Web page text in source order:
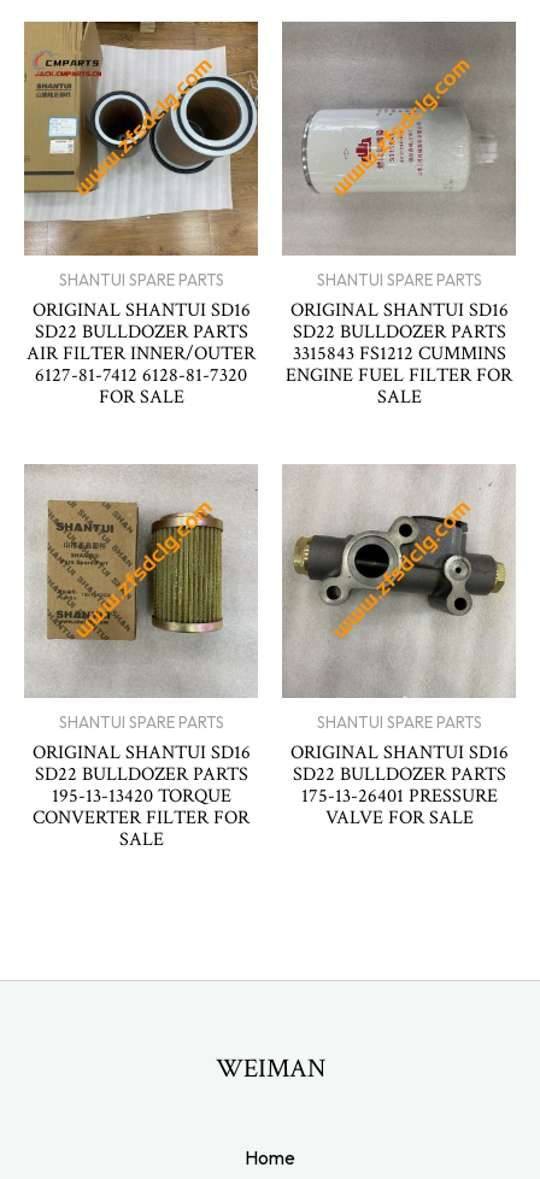
SHANTUI SPARE PARTS
ORIGINAL SHANTUI SD16
SD22 BULLDOZER PARTS
AIR FILTER INNER/OUTER
6127-81-7412 6128-81-7320
FOR SALE
SHANTUI SPARE PARTS
ORIGINAL SHANTUI SD16
SD22 BULLDOZER PARTS
3315843 FS1212 CUMMINS
ENGINE FUEL FILTER FOR
SALE
SHANTUI SPARE PARTS
ORIGINAL SHANTUI SD16
SD22 BULLDOZER PARTS
195-13-13420 TORQUE
CONVERTER FILTER FOR
SALE
SHANTUI SPARE PARTS
ORIGINAL SHANTUI SD16
SD22 BULLDOZER PARTS
175-13-26401 PRESSURE
VALVE FOR SALE
WEIMAN
Home